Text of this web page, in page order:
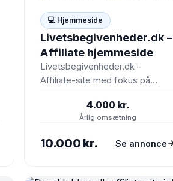
💻 Hjemmeside
Livetsbegivenheder.dk –
Affiliate hjemmeside
Livetsbegivenheder.dk –
Affiliate-site med fokus på
øjeblikke 🎁❤️
Livetsbegivenheder.dk er et
4.000 kr.
Årlig omsætning
10.000 kr. Se annonce